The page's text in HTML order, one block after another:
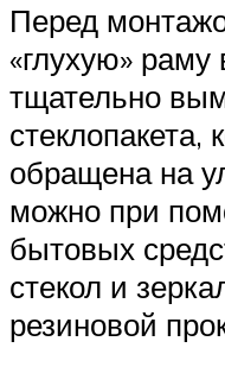
Перед
«глухую»
тщательно
стеклопакета,
обращена на
можно при
бытовых
стекол и
резиновой